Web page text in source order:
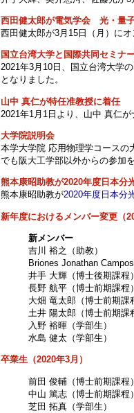
西田健太郎が電気学会 光・量
西田健太郎が3月15日（月）に
国立台湾大学と国際共同セミナ
2021年3月10日、国立台湾大学
となりました。
山中 真仁が特任准教授に着任
2021年1月1日より、山中 真仁
大学院説明会
本学大学院 応用物理学コースの
でも阪大工学部以外からの参加
熊本康昭助教が2020年度日本分
熊本康昭助教が2020年度日本分
新年度におけるメンバー変更（
新メンバー
吉川 裕之（助教）
Briones Jonathan
井手 大輝（博士後期課程）
長野 航平（博士前期課程）
大畑 竜太郎（博士前期課
土井 陽太郎（博士前期課
入野 裕暉（学部生）
水島 健太（学部生）
卒業生（2020年3月）
前田 俊輔（博士前期課程）
中山 篤志（博士前期課程）
芝田 拓真（学部生）